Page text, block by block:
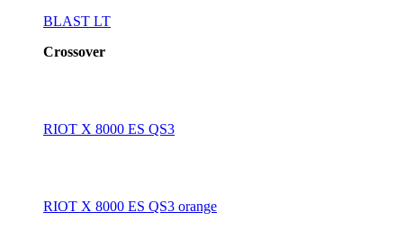
BLAST LT
Crossover
RIOT X 8000 ES QS3
RIOT X 8000 ES QS3 orange